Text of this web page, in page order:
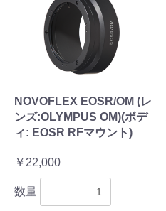
NOVOFLEX EOSR/OM (レ
ンズ:OLYMPUS OM)(ボデ
ィ: EOSR RFマウント)
￥22,000
数量